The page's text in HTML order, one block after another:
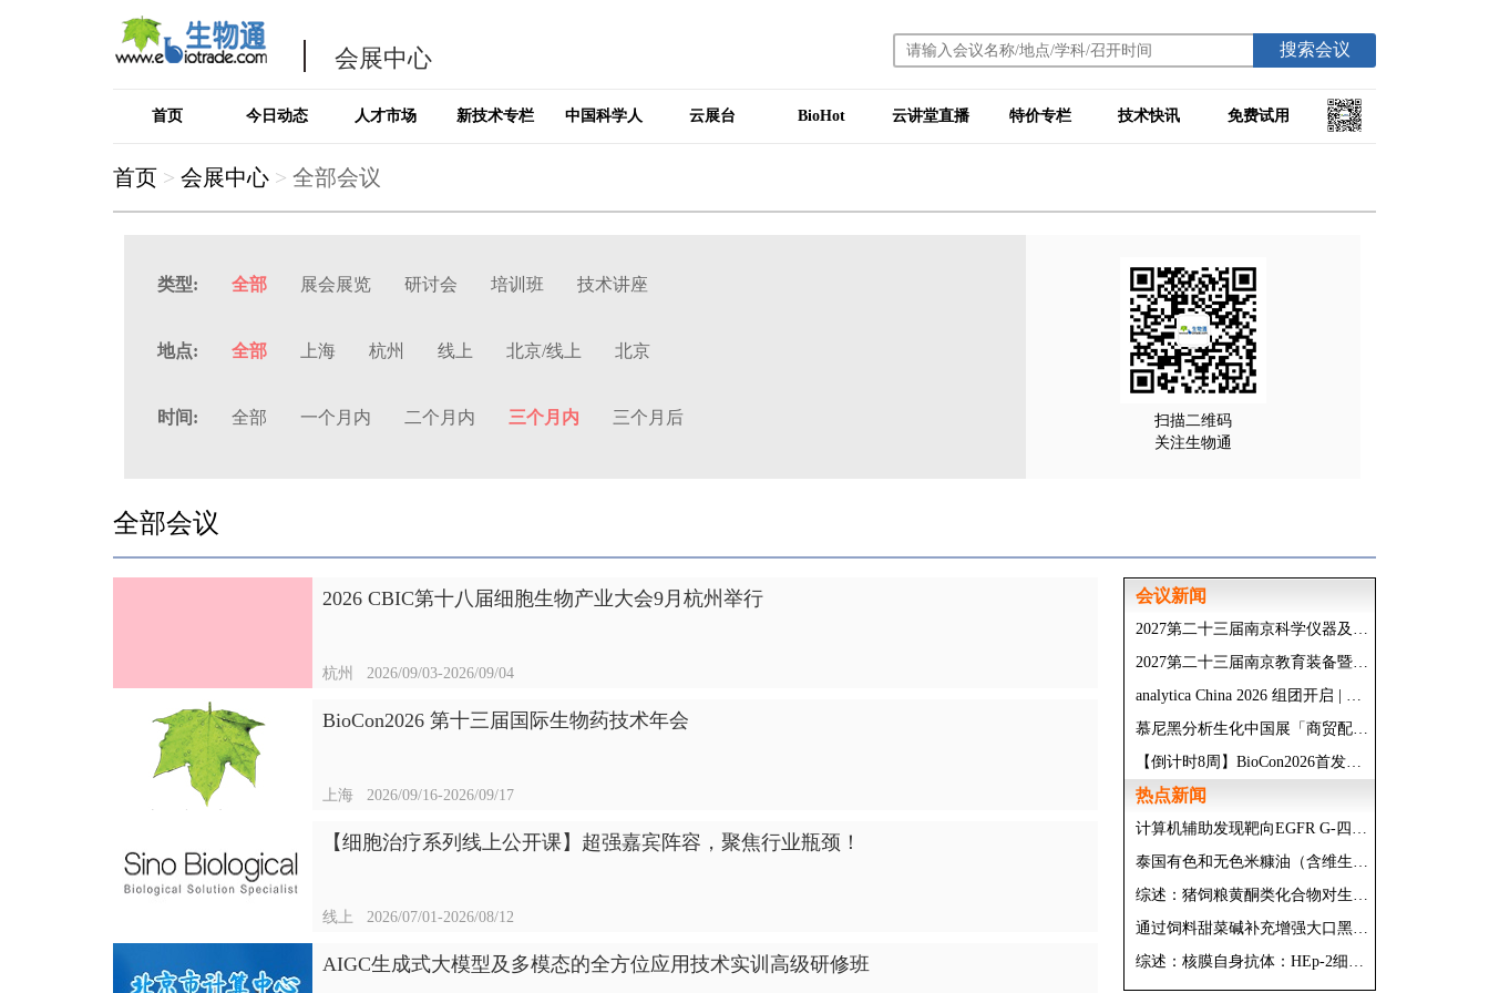
会展中心 搜索会议
首页 今日动态 人才市场 新技术专栏 中国科学人 云展台 BioHot 云讲堂直播 特价专栏 技术快讯 免费试用
首页 > 会展中心 > 全部会议
类型: 全部 展会展览 研讨会 培训班 技术讲座
地点: 全部 上海 杭州 线上 北京/线上 北京
时间: 全部 一个月内 二个月内 三个月内 三个月后
扫描二维码
关注生物通
全部会议
2026 CBIC第十八届细胞生物产业大会9月杭州举行
杭州 2026/09/03-2026/09/04
BioCon2026 第十三届国际生物药技术年会
上海 2026/09/16-2026/09/17
【细胞治疗系列线上公开课】超强嘉宾阵容，聚焦行业瓶颈！
线上 2026/07/01-2026/08/12
AIGC生成式大模型及多模态的全方位应用技术实训高级研修班
会议新闻
2027第二十三届南京科学仪器及实验室装备展览会
2027第二十三届南京教育装备暨科教技术展览会
analytica China 2026 组团开启 | 福利加码， 5人即成团！
慕尼黑分析生化中国展「商贸配对」重磅升级，帮您精准锁定心仪展商！
【倒计时8周】BioCon2026首发议程公布，200+讲者/3000+行业精英，9月上海已就位！
热点新闻
计算机辅助发现靶向EGFR G-四链体（G-Quadruplex, G4）的菲并咪唑衍生物诱导胶质母细胞瘤并发多细胞器损伤
泰国有色和无色米糠油（含维生素E同系物和γ-谷维素）的抗氧化、抗炎和骨重塑调节活性
综述：猪饲粮黄酮类化合物对生长性能及抗氧化应答的影响：一项包含探索性剂量-时间关系的系统评价与Meta分析
通过饲料甜菜碱补充增强大口黑鲈的肝脏抗氧化能力和碳水化合物、脂质及胆汁酸代谢
综述：核膜自身抗体：HEp-2细胞底物的功能解剖学